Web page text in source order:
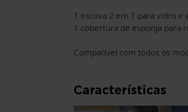
1 escova 2 em 1 para vidro e
1 cobertura de esponja para
Compatível com todos os
Características